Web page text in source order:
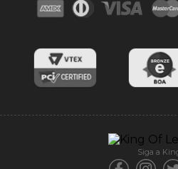
Blog
Cores das lentes
Entregas
Siga a